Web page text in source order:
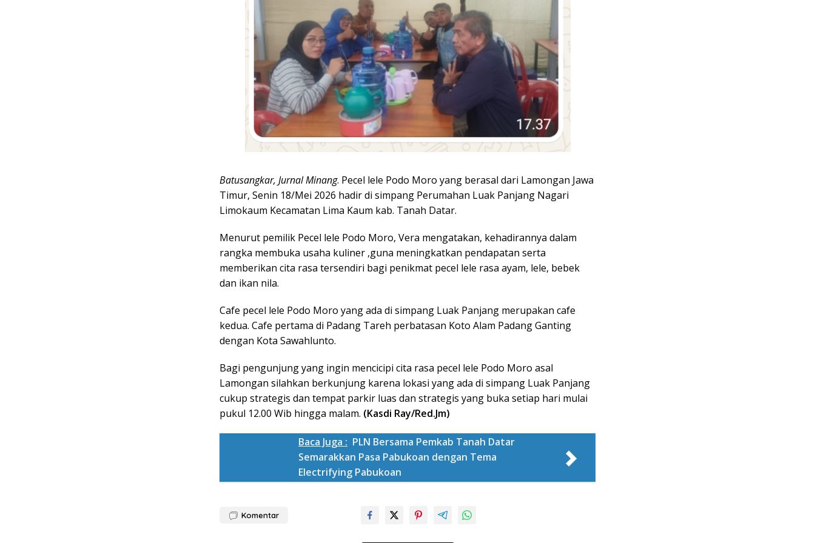
Batusangkar, Jurnal Minang. Pecel lele Podo Moro yang berasal dari Lamongan Jawa
Timur, Senin 18/Mei 2026 hadir di simpang Perumahan Luak Panjang Nagari
Limokaum Kecamatan Lima Kaum kab. Tanah Datar.
Menurut pemilik Pecel lele Podo Moro, Vera mengatakan, kehadirannya dalam
rangka membuka usaha kuliner ,guna meningkatkan pendapatan serta
memberikan cita rasa tersendiri bagi penikmat pecel lele rasa ayam, lele, bebek
dan ikan nila.
Cafe pecel lele Podo Moro yang ada di simpang Luak Panjang merupakan cafe
kedua. Cafe pertama di Padang Tareh perbatasan Koto Alam Padang Ganting
dengan Kota Sawahlunto.
Bagi pengunjung yang ingin mencicipi cita rasa pecel lele Podo Moro asal
Lamongan silahkan berkunjung karena lokasi yang ada di simpang Luak Panjang
cukup strategis dan tempat parkir luas dan strategis yang buka setiap hari mulai
pukul 12.00 Wib hingga malam. (Kasdi Ray/Red.Jm)
Baca Juga : PLN Bersama Pemkab Tanah Datar
Semarakkan Pasa Pabukoan dengan Tema
Electrifying Pabukoan
Komentar